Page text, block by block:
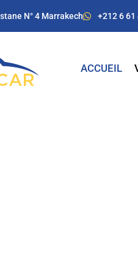
N° 4 Marrakech +212 6 61
ACCUEIL